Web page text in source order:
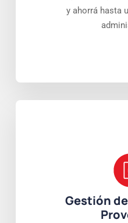
y ahorrá hasta
Gestión